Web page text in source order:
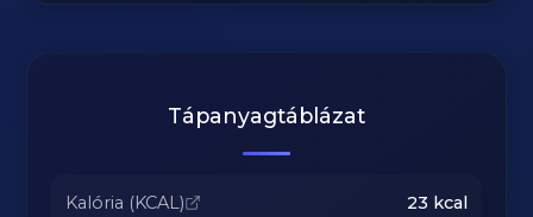
Tápanyagtáblázat
Kalória (KCAL) 23 kcal